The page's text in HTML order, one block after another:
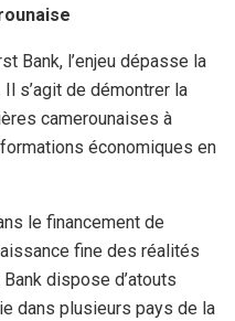
Bank, l’enjeu dépasse la
s’agit de démontrer la
camerounaises à
économiques en
le financement de
fine des réalités
dispose d’atouts
dans plusieurs pays de la